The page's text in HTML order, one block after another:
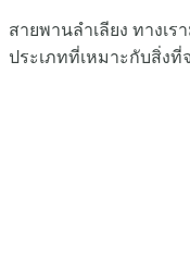
สายพานลำเลียง ทางเ
ประเภทที่เหมาะกับสิ่งที่